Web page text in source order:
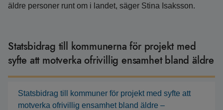
äldre personer runt om i landet, säger Stina Isaksson.
Statsbidrag till kommunerna för projekt med
syfte att motverka ofrivillig ensamhet bland äldre
Statsbidrag till kommuner för projekt med syfte att
motverka ofrivillig ensamhet bland äldre –